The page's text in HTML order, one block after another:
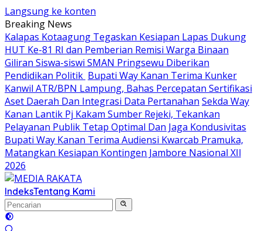
Langsung ke konten
Breaking News
Kalapas Kotaagung Tegaskan Kesiapan Lapas Dukung
HUT Ke-81 RI dan Pemberian Remisi Warga Binaan
Giliran Siswa-siswi SMAN Pringsewu Diberikan
Pendidikan Politik Bupati Way Kanan Terima Kunker
Kanwil ATR/BPN Lampung, Bahas Percepatan Sertifikasi
Aset Daerah Dan Integrasi Data Pertanahan Sekda Way
Kanan Lantik Pj Kakam Sumber Rejeki, Tekankan
Pelayanan Publik Tetap Optimal Dan Jaga Kondusivitas
Bupati Way Kanan Terima Audiensi Kwarcab Pramuka,
Matangkan Kesiapan Kontingen Jambore Nasional XIl
2026
IndeksTentang Kami